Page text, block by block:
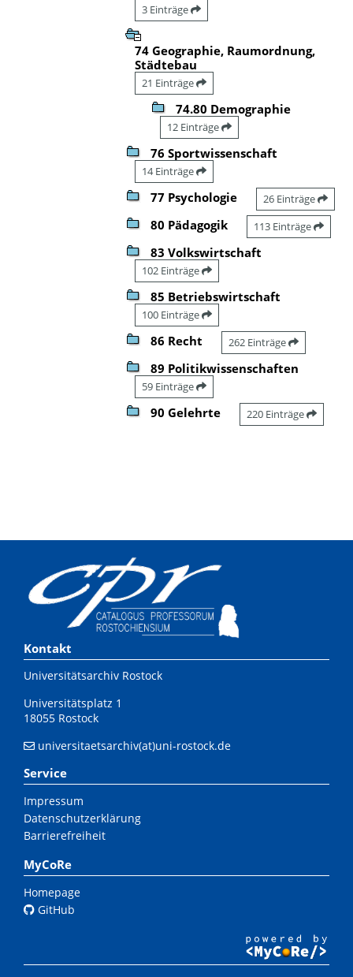
3 Einträge
74 Geographie, Raumordnung,
Städtebau
21 Einträge
74.80 Demographie
12 Einträge
76 Sportwissenschaft
14 Einträge
77 Psychologie 26 Einträge
80 Pädagogik 113 Einträge
83 Volkswirtschaft
102 Einträge
85 Betriebswirtschaft
100 Einträge
86 Recht 262 Einträge
89 Politikwissenschaften
59 Einträge
90 Gelehrte 220 Einträge
Kontakt
Universitätsarchiv Rostock
Universitätsplatz 1
18055 Rostock
universitaetsarchiv(at)uni-rostock.de
Service
Impressum
Datenschutzerklärung
Barrierefreiheit
MyCoRe
Homepage
GitHub